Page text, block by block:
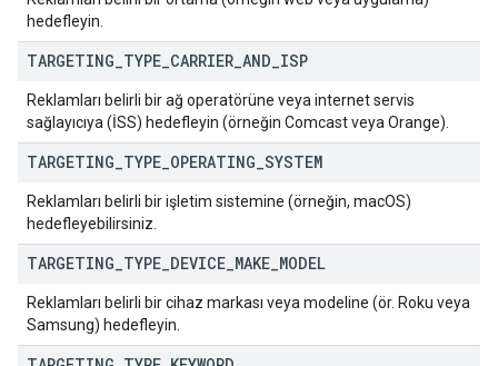
hedefleyin.
TARGETING TYPE CARRIER AND ISP
Reklamları belirli bir ağ operatörüne veya internet servis
sağlayıcıya (İSS) hedefleyin (örneğin Comcast veya Orange).
TARGETING TYPE OPERATING SYSTEM
Reklamları belirli bir işletim sistemine (örneğin, macOS)
hedefleyebilirsiniz.
TARGETING TYPE DEVICE MAKE MODEL
Reklamları belirli bir cihaz markası veya modeline (ör. Roku veya
Samsung) hedefleyin.